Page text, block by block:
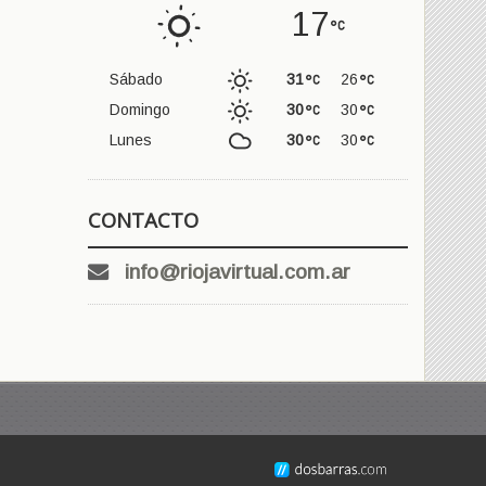
17
Sábado 26
31
Domingo
30
30
Lunes
30
30
CONTACTO
info@riojavirtual.com.ar